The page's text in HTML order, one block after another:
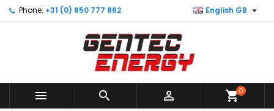
Phone: +31 (0) 850 777 862 English GB 
   shopping_cart0
My wishlists ×
Create new list
Create wishlist ×
Sign in ×
You need to be logged in to save products in your
Sign in